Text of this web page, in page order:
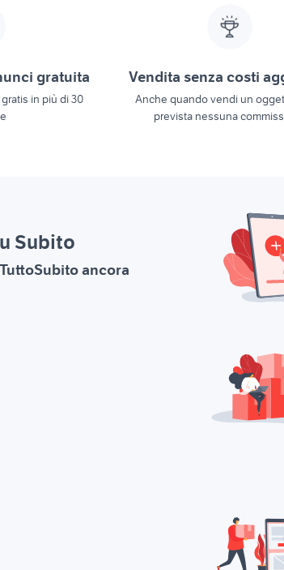
gratuita
in più di 30
Vendita senza costi
Anche quando vendi un
prevista nessuna
Subito
ancora